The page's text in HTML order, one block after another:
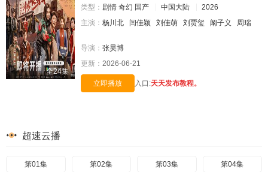
全24集
类型： 剧情 奇幻 国产 中国大陆
2026
主演： 杨川北 闫佳颖 刘佳萌 刘贾玺 阚子义 周瑞
导演： 张昊博
更新： 2026-06-21
立即播放 入口:天天发布教程。
超速云播
第01集 第02集 第03集 第04集